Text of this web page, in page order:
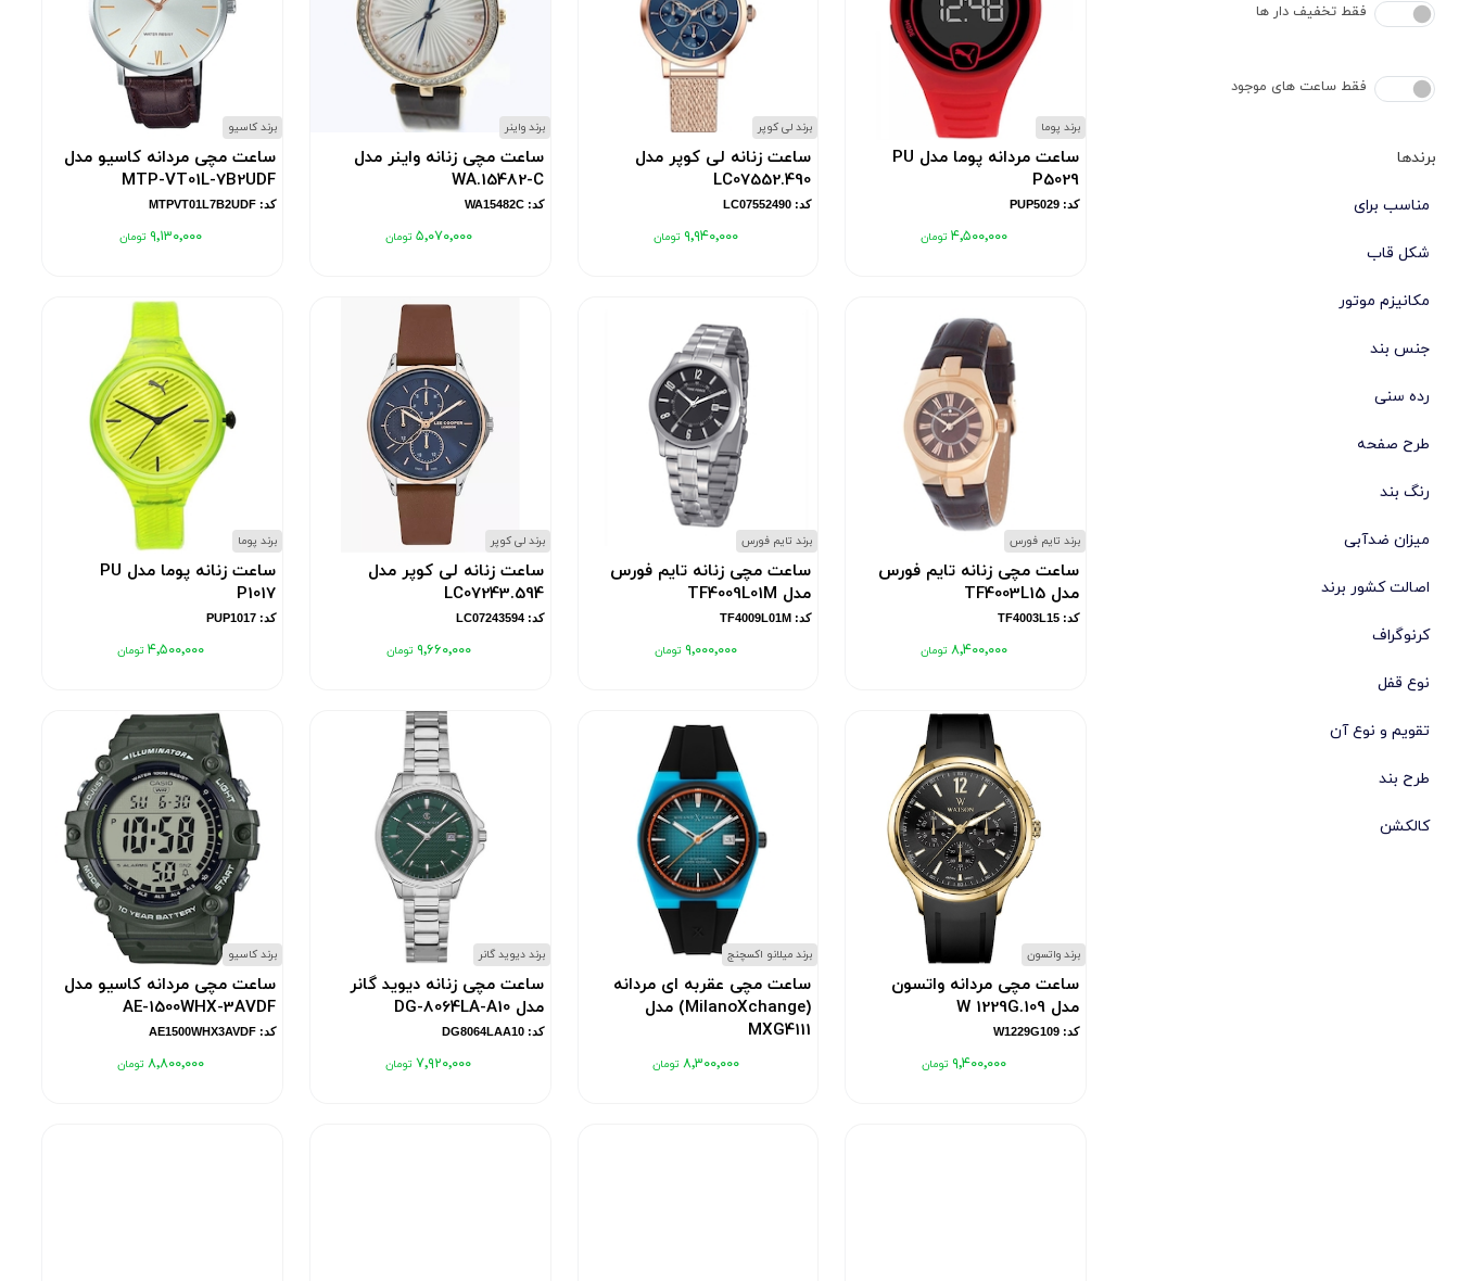
فقط تخفیف دار ها
فقط ساعت های موجود
برندها
مناسب برای
شکل قاب
مکانیزم موتور
جنس بند
رده سنی
طرح صفحه
رنگ بند
میزان ضدآبی
اصالت کشور برند
کرنوگراف
نوع قفل
تقویم و نوع آن
طرح بند
کالکشن
برند پوما
ساعت مردانه پوما مدل PU
P5029
کد: PUP5029
۴٬۵۰۰٬۰۰۰
برند لی کوپر
ساعت زنانه لی کوپر مدل
LC07552.490
کد: LC07552490
۹٬۹۴۰٬۰۰۰
برند واینر
ساعت مچی زنانه واینر مدل
WA.15482-C
کد: WA15482C
۵٬۰۷۰٬۰۰۰
برند کاسیو
ساعت مچی مردانه کاسیو مدل
MTP-VT01L-7B2UDF
کد: MTPVT01L7B2UDF
۹٬۱۳۰٬۰۰۰
برند تایم فورس
ساعت مچی زنانه تایم فورس
مدل TF4003L15
کد: TF4003L15
۸٬۴۰۰٬۰۰۰
برند تایم فورس
ساعت مچی زنانه تایم فورس
مدل TF4009L01M
کد: TF4009L01M
۹٬۰۰۰٬۰۰۰
برند لی کوپر
ساعت زنانه لی کوپر مدل
LC07243.594
کد: LC07243594
۹٬۶۶۰٬۰۰۰
برند پوما
ساعت زنانه پوما مدل PU
P1017
کد: PUP1017
۴٬۵۰۰٬۰۰۰
برند واتسون
ساعت مچی مردانه واتسون
مدل W 1229G.109
کد: W1229G109
۹٬۴۰۰٬۰۰۰
برند میلانو اکسچنج
ساعت مچی عقربه ای مردانه
(MilanoXchange) مدل
MXG4111
۸٬۳۰۰٬۰۰۰
برند دیوید گانر
ساعت مچی زنانه دیوید گانر
مدل DG-8064LA-A10
کد: DG8064LAA10
۷٬۹۲۰٬۰۰۰
برند کاسیو
ساعت مچی مردانه کاسیو مدل
AE-1500WHX-3AVDF
کد: AE1500WHX3AVDF
۸٬۸۰۰٬۰۰۰